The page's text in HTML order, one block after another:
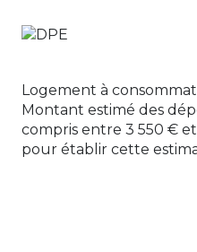
- Grenier 56 m2
Pour les dépendances
- 2 Garages 21 m2
- Atelier 14 m2 environ
- Grange 51 m2 environ
- Cave voûtée 48 m2
Assainissement : Fosse
Logement à
Montant estimé des
compris entre 3 550 €
pour établir cette